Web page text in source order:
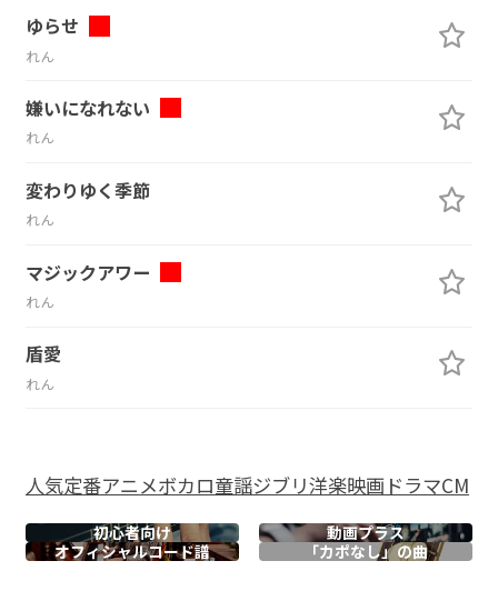
ゆらせ
れん
嫌いになれない
れん
変わりゆく季節
れん
マジックアワー
れん
盾愛
れん
人気定番アニメボカロ童謡ジブリ洋楽映画ドラマCM
初心者向け
動画プラス
オフィシャルコード譜 「カポなし」の曲